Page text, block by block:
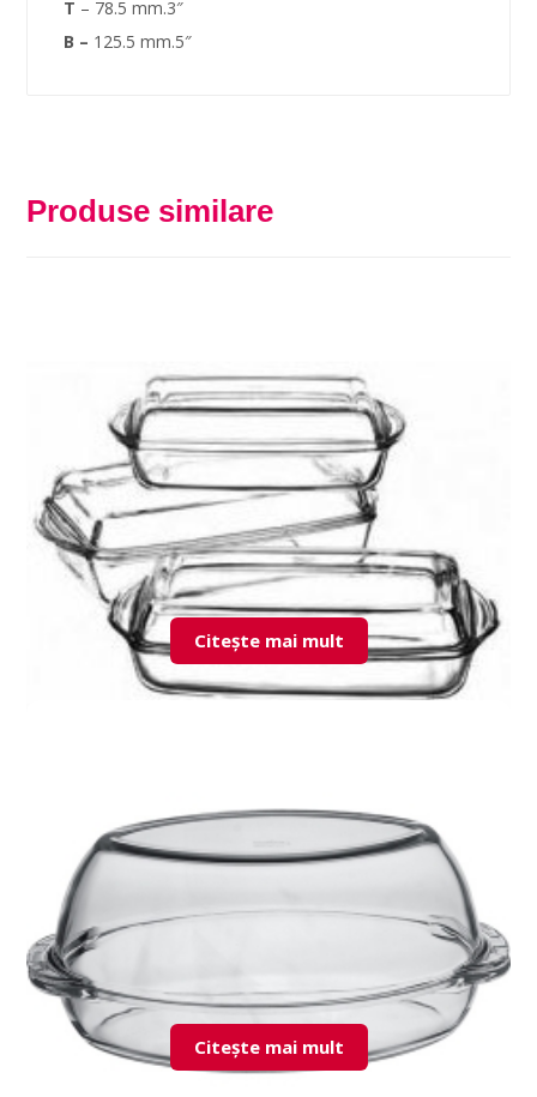
T – 78.5 mm.3″
B – 125.5 mm.5″
Produse similare
Citește mai mult
Citește mai mult